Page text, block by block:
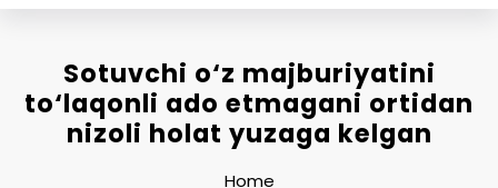
Sotuvchi o‘z majburiyatini
to‘laqonli ado etmagani ortidan
nizoli holat yuzaga kelgan
Home